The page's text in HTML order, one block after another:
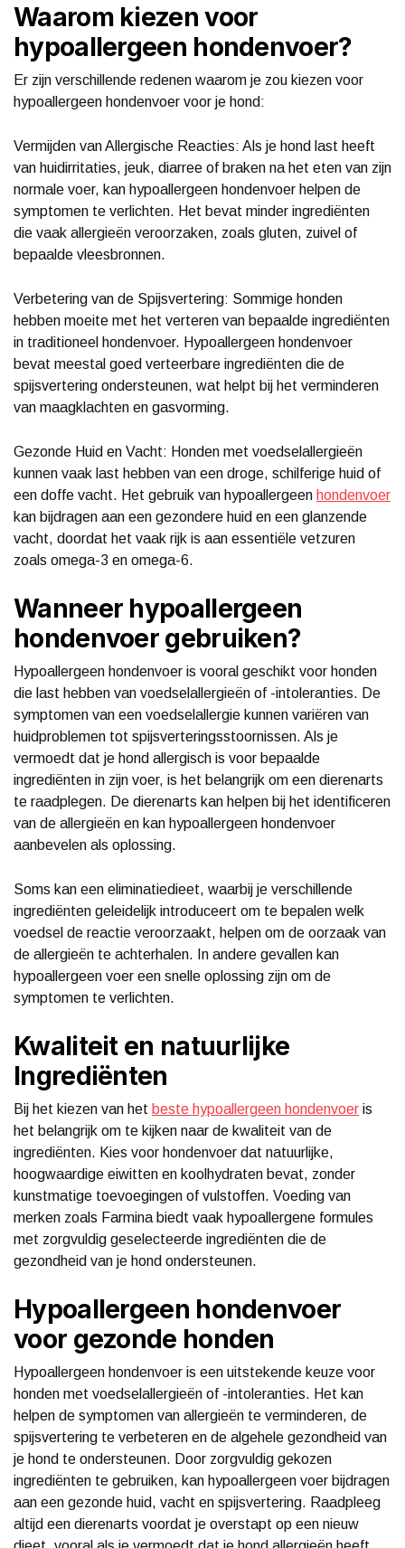
Waarom kiezen voor
hypoallergeen hondenvoer?
Er zijn verschillende redenen waarom je zou kiezen voor
hypoallergeen hondenvoer voor je hond:
Vermijden van Allergische Reacties: Als je hond last heeft
van huidirritaties, jeuk, diarree of braken na het eten van zijn
normale voer, kan hypoallergeen hondenvoer helpen de
symptomen te verlichten. Het bevat minder ingrediënten
die vaak allergieën veroorzaken, zoals gluten, zuivel of
bepaalde vleesbronnen.
Verbetering van de Spijsvertering: Sommige honden
hebben moeite met het verteren van bepaalde ingrediënten
in traditioneel hondenvoer. Hypoallergeen hondenvoer
bevat meestal goed verteerbare ingrediënten die de
spijsvertering ondersteunen, wat helpt bij het verminderen
van maagklachten en gasvorming.
Gezonde Huid en Vacht: Honden met voedselallergieën
kunnen vaak last hebben van een droge, schilferige huid of
een doffe vacht. Het gebruik van hypoallergeen hondenvoer
kan bijdragen aan een gezondere huid en een glanzende
vacht, doordat het vaak rijk is aan essentiële vetzuren
zoals omega-3 en omega-6.
Wanneer hypoallergeen
hondenvoer gebruiken?
Hypoallergeen hondenvoer is vooral geschikt voor honden
die last hebben van voedselallergieën of -intoleranties. De
symptomen van een voedselallergie kunnen variëren van
huidproblemen tot spijsverteringsstoornissen. Als je
vermoedt dat je hond allergisch is voor bepaalde
ingrediënten in zijn voer, is het belangrijk om een dierenarts
te raadplegen. De dierenarts kan helpen bij het identificeren
van de allergieën en kan hypoallergeen hondenvoer
aanbevelen als oplossing.
Soms kan een eliminatiedieet, waarbij je verschillende
ingrediënten geleidelijk introduceert om te bepalen welk
voedsel de reactie veroorzaakt, helpen om de oorzaak van
de allergieën te achterhalen. In andere gevallen kan
hypoallergeen voer een snelle oplossing zijn om de
symptomen te verlichten.
Kwaliteit en natuurlijke
Ingrediënten
Bij het kiezen van het beste hypoallergeen hondenvoer is
het belangrijk om te kijken naar de kwaliteit van de
ingrediënten. Kies voor hondenvoer dat natuurlijke,
hoogwaardige eiwitten en koolhydraten bevat, zonder
kunstmatige toevoegingen of vulstoffen. Voeding van
merken zoals Farmina biedt vaak hypoallergene formules
met zorgvuldig geselecteerde ingrediënten die de
gezondheid van je hond ondersteunen.
Hypoallergeen hondenvoer
voor gezonde honden
Hypoallergeen hondenvoer is een uitstekende keuze voor
honden met voedselallergieën of -intoleranties. Het kan
helpen de symptomen van allergieën te verminderen, de
spijsvertering te verbeteren en de algehele gezondheid van
je hond te ondersteunen. Door zorgvuldig gekozen
ingrediënten te gebruiken, kan hypoallergeen voer bijdragen
aan een gezonde huid, vacht en spijsvertering. Raadpleeg
altijd een dierenarts voordat je overstapt op een nieuw